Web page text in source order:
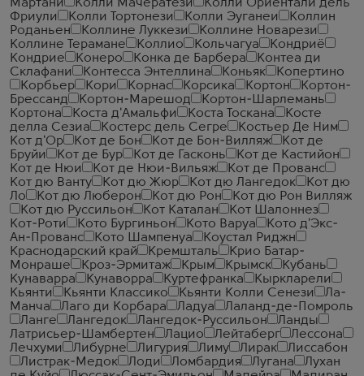
Мартани
Колли Мачератези
Колли Ориентали дель
Фриули
Колли Тортонези Колли Эуганеи
Коллин
Роданьен
Коллине Луккези
Коллине Новарези
Коллине Терамане
Коллио Кольчагуа
Кондриё
Кондрие
Конеро Конка де Барбера
Контеа ди
Склафани
Контесса Энтеллина Коньяк
Копертино
Корбьер
Кори Корнас Корсика Кортон
Кортон-
Брессанд
Кортон-Марешод
Кортон-Шарлемань
Кортона
Коста д'Амальфи Коста Тоскана
Косте
делла Сезиа
Костерс дель Сегре
Костьер Де Ним
Кот д'Ор
Кот де Бон Кот де Бон-Вилляж
Кот де
Бруйи
Кот де Бур Кот де Гасконь
Кот де Кастийон
Кот де Нюи
Кот де Нюи-Вильяж
Кот де Прованс
Кот дю Ванту
Кот дю Жюр Кот дю Лангедок
Кот дю
Ло
Кот дю Люберон Кот дю Рон
Кот дю Рон Вилляж
Кот дю Руссильон
Кот Каталан
Кот Шалоннез
Кот-Роти
Кото Бургиньон Кото Варуа
Кото д'Экс-
Ан-Прованс
Кото Шампенуа
Коустал Риджн
Краснодарский край
Кремшталь
Крио Батар-
Монраше
Кроз-Эрмитаж Крым Крымск
Кубань
Кунаварра
Кунаворра Куртефранка
Кыркларели
Кьянти
Кьянти Классико Кьянти Колли Сенези
Ла-
Манча
Лаго ди Корбара Ладуа
Лаланд-де-Помроль
Ланге
Лангедок Лангедок-Руссильон
Ланды
Латрисьер-Шамбертен
Лацио Лейтаберг
Лессона
Лечхуми
Либурне Лигурия Лиму Лирак
Лиссабон
Листрак-Медок
Лоди Ломбардия Лугана
Лухан